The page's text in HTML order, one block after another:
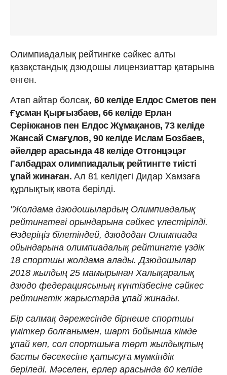
Олимпиадалық рейтингке сәйкес алты
қазақстандық дзюдошы лицензиаттар қатарына
енген.
Атап айтар болсақ, 60 келіде Елдос Сметов пен
Ғұсман Қырғызбаев, 66 келіде Ерлан
Серікжанов пен Елдос Жұмақанов, 73 келіде
Жансай Смағұлов, 90 келіде Ислам Бозбаев,
әйелдер арасында 48 келіде Отгонцэцэг
Галбадрах олимпиадалық рейтингте тиісті
ұпай жинаған. Ал 81 келідегі Дидар Хамзаға
құрлықтық квота берілді.
"Жолдама дзюдошылардың Олимпиадалық
рейтингтегі орындарына сәйкес үлестірілді.
Өздеріңіз білетіндей, дзюдодан Олимпиада
ойындарына олимпиадалық рейтингте үздік
18 спортшы жолдама алады. Дзюдошылар
2018 жылдың 25 мамырынан Халықаралық
дзюдо федерациясының күнтізбесіне сәйкес
рейтингтік жарыстарда ұпай жинады.
Бір салмақ дәрежесінде бірнеше спортшы
үміткер болғанымен, шарт бойынша кімде
ұпай көп, сол спортшыға төрт жылдықтың
басты бәсекесіне қатысуға мүмкіндік
беріледі. Мәселен, ерлер арасында 60 келіде